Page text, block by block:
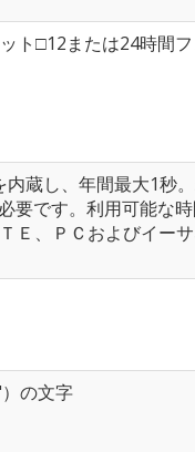
ト□12または24時間フ
蔵し、年間最大1秒。
要です。利用可能な
Ｅ、ＰＣおよびイーサ
の文字